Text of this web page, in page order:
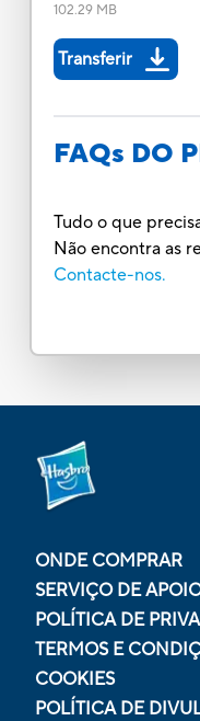
102.29 MB
Transferir
FAQs DO
Tudo o que
Não encontra as
Contacte-nos.
ONDE COMPRAR
SERVIÇO DE
POLÍTICA DE
TERMOS E
COOKIES
POLÍTICA DE